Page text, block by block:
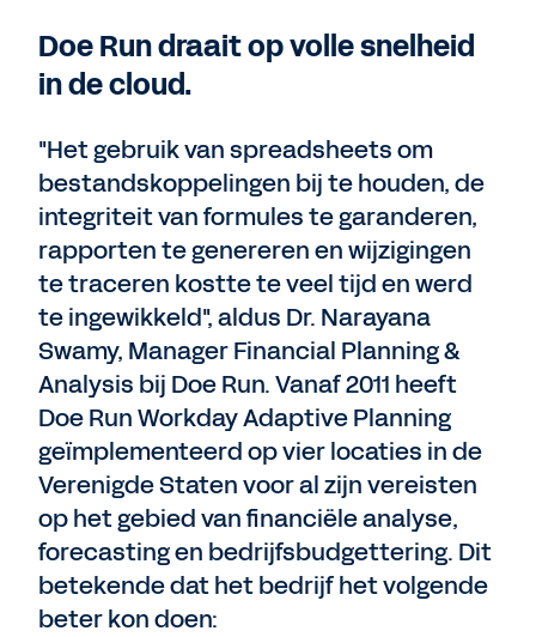
Doe Run draait op volle snelheid
in de cloud.
"Het gebruik van spreadsheets om
bestandskoppelingen bij te houden, de
integriteit van formules te garanderen,
rapporten te genereren en wijzigingen
te traceren kostte te veel tijd en werd
te ingewikkeld", aldus Dr. Narayana
Swamy, Manager Financial Planning &
Analysis bij Doe Run. Vanaf 2011 heeft
Doe Run Workday Adaptive Planning
geïmplementeerd op vier locaties in de
Verenigde Staten voor al zijn vereisten
op het gebied van financiële analyse,
forecasting en bedrijfsbudgettering. Dit
betekende dat het bedrijf het volgende
beter kon doen: